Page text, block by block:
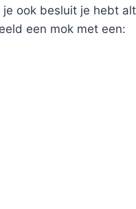
ook besluit je hebt
een mok met een: